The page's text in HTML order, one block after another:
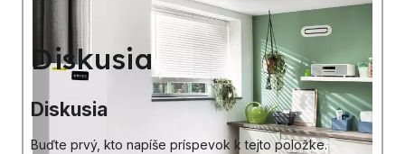
Diskusia
Diskusia
Buďte prvý, kto napíše príspevok k tejto položke.